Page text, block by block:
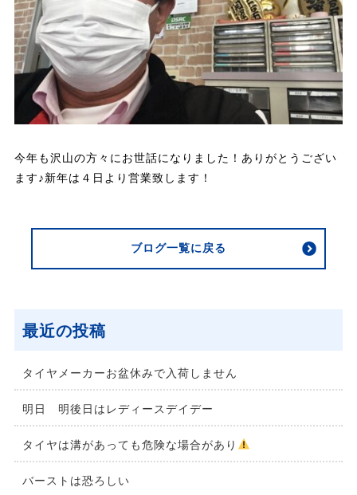
今年も沢山の方々にお世話になりました！ありがとうござい
ます♪新年は４日より営業致します！
ブログ一覧に戻る
最近の投稿
タイヤメーカーお盆休みで入荷しません
明日 明後日はレディースデイデー
タイヤは溝があっても危険な場合があり
バーストは恐ろしい